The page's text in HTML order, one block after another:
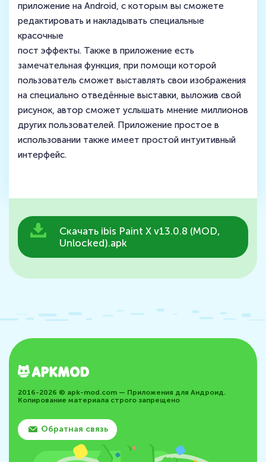
приложение на Android, с которым вы сможете
редактировать и накладывать специальные
красочные
пост эффекты. Также в приложение есть
замечательная функция, при помощи которой
пользователь сможет выставлять свои изображения
на специально отведённые выставки, выложив свой
рисунок, автор сможет услышать мнение миллионов
других пользователей. Приложение простое в
использовании также имеет простой интуитивный
интерфейс.
Скачать ibis Paint X v13.0.8 (MOD,
Unlocked).apk
2016-2026 © apk-mod.com — Приложения для Андроид.
Копирование материала строго запрещено
Обратная связь